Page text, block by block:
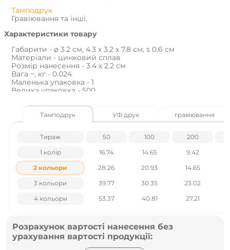
Тамподрук
Гравіювання та інші.
Характеристики товару
Габарити - ø 3.2 см, 4.3 х 3.2 х 7.8 см, s 0.6 см
Матеріали - цинковий сплав
Розмір нанесення - 3.4 х 2.2 см
Вага ~, кг - 0.024
Маленька упаковка - 1
Велика упаковка - 500
Ціни вказані без урахування ПДВ.
.: +38 095 931 76 31
Тамподрук УФ друк гравіювання
Тираж 50 100 200
1 колір
16.74 14.65 9.42
2 кольори
28.26 20.93 14.65
3 кольори
39.77 30.35 23.02
4 кольори
53.37 40.81 27.21
Розрахунок вартості нанесення без
урахування вартості продукції: